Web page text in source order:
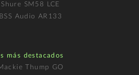
Shure SM58 LCE
BSS Audio AR133
más destacados
Thump GO